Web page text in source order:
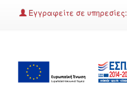
Εγγραφείτε σε υπηρεσίες: